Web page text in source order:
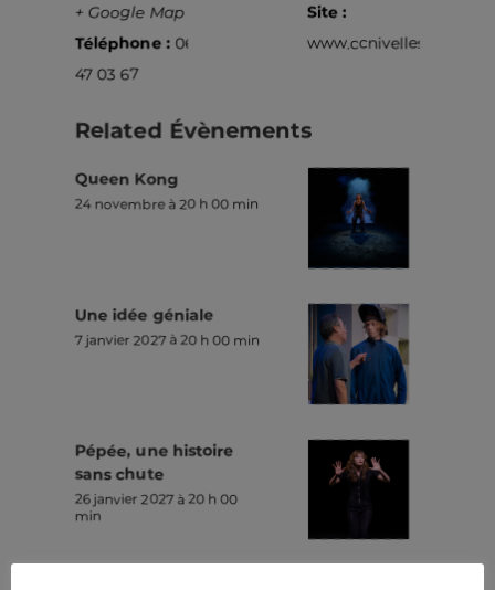
+ Google Map
Téléphone : 067
47 03 67
Site :
www.ccnivelles.be
Related Évènements
Queen Kong
24 novembre à 20 h 00 min
Une idée géniale
7 janvier 2027 à 20 h 00 min
Pépée, une histoire
sans chute
26 janvier 2027 à 20 h 00
min